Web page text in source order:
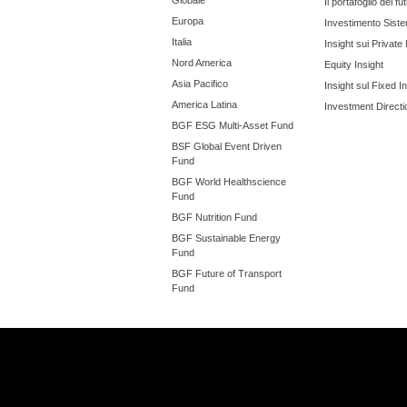
Europa
Italia
Nord America
Asia Pacifico
America Latina
BGF ESG Multi-Asset Fund
BSF Global Event Driven
Fund
BGF World Healthscience
Fund
BGF Nutrition Fund
BGF Sustainable Energy
Fund
BGF Future of Transport
Fund
Investimento
Insight sui Private
Equity Insight
Insight sul Fixed
Investment